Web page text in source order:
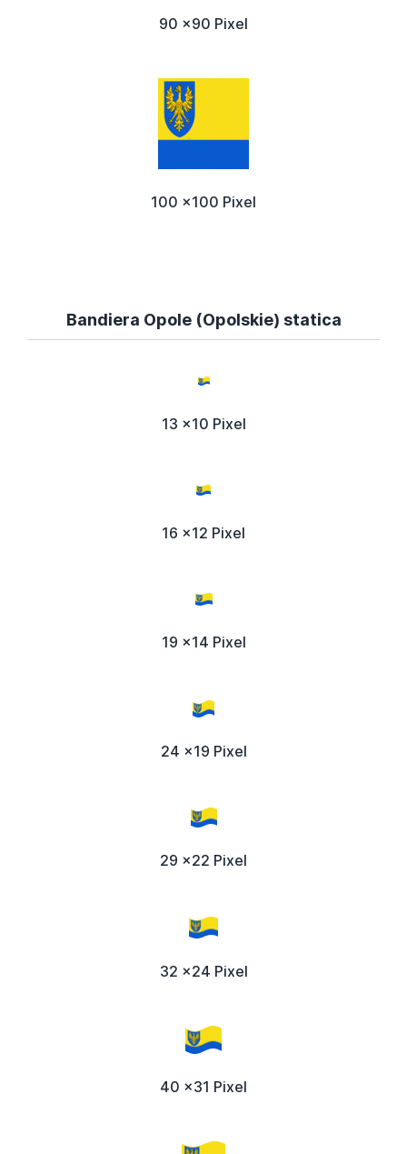
90 x90 Pixel
100 x100 Pixel
Bandiera Opole (Opolskie) statica
13 x10 Pixel
16 x12 Pixel
19 x14 Pixel
24 x19 Pixel
29 x22 Pixel
32 x24 Pixel
40 x31 Pixel